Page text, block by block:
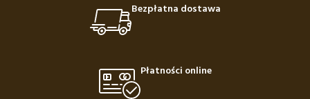
Bezpłatna dostawa
Płatności online